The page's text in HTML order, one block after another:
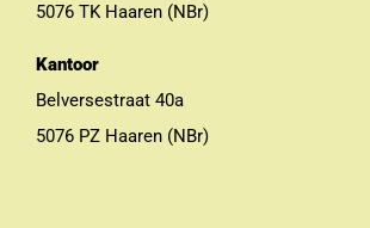
5076 TK Haaren (NBr)
Kantoor
Belversestraat 40a
5076 PZ Haaren (NBr)